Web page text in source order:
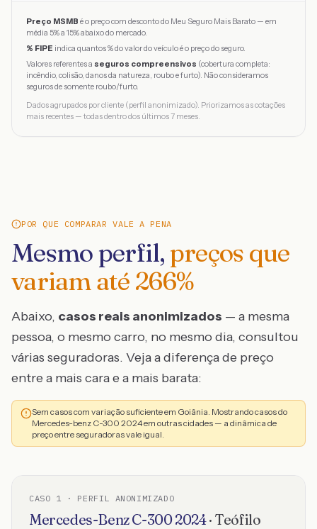
Preço MSMB é o preço com desconto do Meu Seguro Mais Barato — em
média 5% a 15% abaixo do mercado.
% FIPE indica quantos % do valor do veículo é o preço do seguro.
Valores referentes a seguros compreensivos (cobertura completa:
incêndio, colisão, danos da natureza, roubo e furto). Não consideramos
seguros de somente roubo/furto.
Dados agrupados por cliente (perfil anonimizado). Priorizamos as cotações
mais recentes — todas dentro dos últimos 7 meses.
POR QUE COMPARAR VALE A PENA
Mesmo perfil, preços que
variam até 266%
Abaixo, casos reais anonimizados — a mesma
pessoa, o mesmo carro, no mesmo dia, consultou
várias seguradoras. Veja a diferença de preço
entre a mais cara e a mais barata:
Sem casos com variação suficiente em Goiânia. Mostrando casos do
Mercedes-benz C-300 2024 em outras cidades — a dinâmica de
preço entre seguradoras vale igual.
CASO 1 · PERFIL ANONIMIZADO
Mercedes-BenzC-3002024· Teófilo